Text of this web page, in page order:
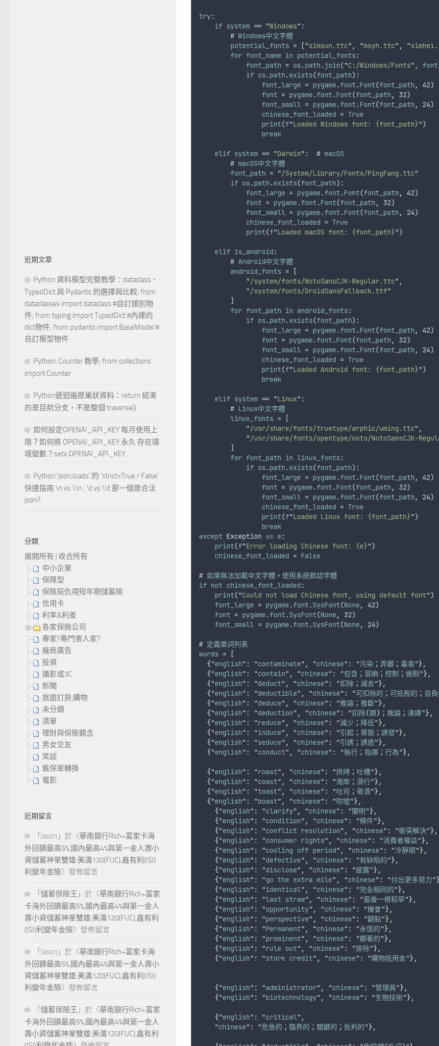
try:
if system == "Windows" :
        #
Windows中文字體
potential_fonts = ["simsun.ttc" , "msyh.ttc" , "
for font_name in potential_fonts:
font_path = os.path .join("C:/Windows/Fonts" ,
if os.path .exists(font_path):
font_large = pygame.font.Font(font_path ,
42)
font = pygame.font.Font(font_path ,
32)
font_small = pygame.font.Font(font_path ,
24)
chinese_font_loaded = True
print(f"Loaded Windows font: {font_path}")
break
elif system == "Darwin" :  # macOS
        #
macOS中文字體
font_path = "/System/Library/Fonts/PingFang.ttc"
if os.path .exists(font_path):
font_large = pygame.font.Font(font_path ,
42)
font = pygame.font.Font(font_path ,
32)
font_small = pygame.font.Font(font_path ,
24)
chinese_font_loaded = True
print(f"Loaded macOS font: {font_path}")
elif is_android :
        #
Android中文字體
android_fonts = [
"/system/fonts/NotoSansCJK-Regular.ttc" ,
"/system/fonts/DroidSansFallback.ttf"
        ]
for font_path in android_fonts:
if os.path .exists(font_path):
font_large = pygame.font.Font(font_path ,
42)
font = pygame.font.Font(font_path ,
32)
font_small = pygame.font.Font(font_path ,
24)
chinese_font_loaded = True
print(f"Loaded Android font: {font_path}")
break
elif system == "Linux" :
        #
Linux中文字體
linux_fonts = [
"/usr/share/fonts/truetype/arphic/uming.ttc" ,
"/usr/share/fonts/opentype/noto/NotoSansCJK-
        ]
for font_path in linux_fonts:
if os.path .exists(font_path):
font_large = pygame.font.Font(font_path ,
42)
font = pygame.font.Font(font_path ,
32)
font_small = pygame.font.Font(font_path ,
24)
chinese_font_loaded = True
print(f"Loaded Linux font: {font_path}")
break
except Exception as e:
print(f"Error loading Chinese font: {e}")
chinese_font_loaded = False
# 如果無法加載中文字體 ， 使用系統默認字體
if not chinese_font_loaded :
print("Could not load Chinese font, using default font")
font_large = pygame.font.SysFont(None,
42)
font = pygame.font.SysFont(None,
32)
font_small = pygame.font.SysFont(None, 24)
# 定義單詞列表
words = [
{"english": "contaminate" , "chinese": "污染 ； 弄髒 ； 毒害"},
{"english": "contain" , "chinese": "包含 ； 容納 ； 控制 ； 遏制"},
{"english": "deduct" , "chinese": "扣除 ； 減去"},
{"english": "deductible" , "chinese": "可扣除的 ； 可抵稅的 ； 自
{"english": "deduce" , "chinese": "推論 ； 推斷"},
{"english": "deduction" , "chinese": "扣除(額)； 推論 ； 演繹"},
{"english": "reduce" , "chinese": "減少 ； 降低"},
{"english": "induce" , "chinese": "引起 ； 導致 ； 誘發"},
{"english": "seduce" , "chinese": "引誘 ； 誘惑"},
{"english": "conduct" , "chinese": "執行 ； 指揮 ； 行為"},
{"english": "roast" , "chinese": "烘烤 ； 吐槽"},
{"english": "coast" , "chinese": "海岸 ； 滑行"},
{"english": "toast" , "chinese": "吐司 ； 敬酒"},
{"english": "boast" , "chinese": "吹噓"},
{"english": "clarify" , "chinese": "闡明"},
{"english": "condition" , "chinese": "條件"},
{"english": "conflict resolution" , "chinese": "衝突解決"},
{"english": "consumer rights" , "chinese": "消費者權益"},
{"english": "cooling off period" , "chinese": "冷靜期"},
{"english": "defective" , "chinese": "有缺陷的"},
{"english": "disclose" , "chinese": "披露"},
{"english": "go the extra mile" , "chinese": "付出更多努力"
{"english": "identical" , "chinese": "完全相同的"},
{"english": "last straw" , "chinese": "最後一根稻草"},
{"english": "opportunity" , "chinese": "機會"},
{"english": "perspective" , "chinese": "觀點"},
{"english": "Permanent" , "chinese": "永恆的"},
{"english": "prominent" , "chinese": "顯著的"},
{"english": "rule out" , "chinese": "排除"},
{"english": "store credit" , "chinese": "購物抵用金"},
{"english": "administrator" , "chinese": "管理員 "},
{"english": "biotechnology" , "chinese": "生物技術"},
{"english": "critical" ,
    "
chinese": "危急的 ； 臨界的 ； 關鍵的 ； 批判的"},
近期文章
Python 資料模型完整教學：dataclass、
TypedDict 與 Pydantic 的選擇與比較; from
dataclasses import dataclass #自訂類別物
件; from typing import TypedDict #內建的
dict物件; from pydantic import BaseModel #
自訂模型物件
Python: Counter 教學; from collections
import Counter
Python遞迴遍歷巢狀資料：return 結束
的是目前分支，不是整個 traverse()
如何設定OPENAI_API_KEY 每月使用上
限？如何將 OPENAI_API_KEY 永久 存在環
境變數？setx OPENAI_API_KEY …
Python `json.loads` 的 `strict=True / False`
快速指南 \n vs \\n ; \t vs \\t 那一個是合法
json?
分類
展開所有 | 收合所有
中小企業
保障型
保險局仇視短年期儲蓄險
信用卡
利率&利差
各家保險公司
專家?專門害人家?
廠商廣告
投資
攝影或3C
新聞
旅遊訂房,購物
未分類
清單
理財與保險觀念
男女交友
笑話
舊保單轉換
電影
近期留言
「 Jason 」於〈華南銀行Rich+富家卡海
外回饋最高5%,國內最高4%與第一金人壽小
資儲蓄神單雙雄:美滿120(FUC),鑫有利(ISI)
利變年金險〉發佈留言
「 儲蓄保險王 」於〈華南銀行Rich+富家
卡海外回饋最高5%,國內最高4%與第一金人
壽小資儲蓄神單雙雄:美滿120(FUC),鑫有利
(ISI)利變年金險〉發佈留言
「 Jason 」於〈華南銀行Rich+富家卡海
外回饋最高5%,國內最高4%與第一金人壽小
資儲蓄神單雙雄:美滿120(FUC),鑫有利(ISI)
利變年金險〉發佈留言
「 儲蓄保險王 」於〈華南銀行Rich+富家
卡海外回饋最高5%,國內最高4%與第一金人
壽小資儲蓄神單雙雄:美滿120(FUC),鑫有利